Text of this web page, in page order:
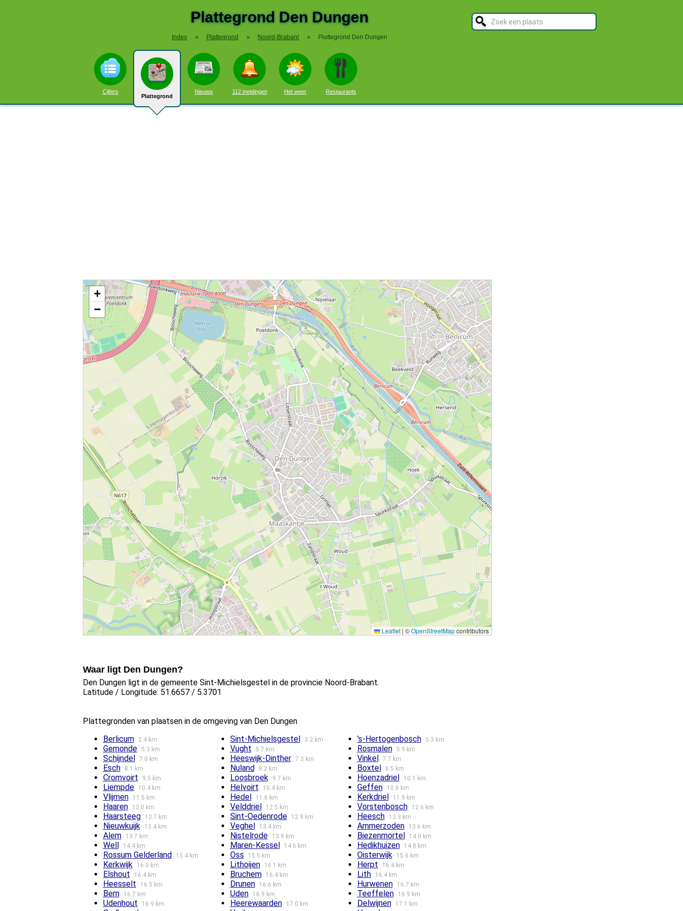
Plattegrond Den Dungen
Index » Plattegrond » Noord-Brabant » Plattegrond Den Dungen
Cijfers
Plattegrond
Nieuws 112 meldingen Het weer Restaurants
Kaart / Plattegrond Den Dungen centrum
+
−
Leaflet | ©OpenStreetMapcontributors
Waar ligt Den Dungen?
Den Dungen ligt in de gemeente Sint-Michielsgestel in de provincie Noord-Brabant.
Latitude / Longitude: 51.6657 / 5.3701
Plattegronden van plaatsen in de omgeving van Den Dungen
Berlicum
2.4 km Sint-Michielsgestel 3.2 km 's-Hertogenbosch 5.3 km
Gemonde 5.3 km Vught 5.7 km Rosmalen 5.9 km
Schijndel 7.0 km Heeswijk-Dinther 7.3 km Vinkel 7.7 km
Esch 8.1 km Nuland 8.2 km Boxtel 8.5 km
Cromvoirt 9.5 km Loosbroek 9.7 km Hoenzadriel 10.1 km
Liempde 10.4 km Helvoirt 10.4 km Geffen 10.6 km
Vlijmen 11.5 km Hedel 11.6 km Kerkdriel 11.9 km
Haaren 12.0 km Velddriel 12.5 km Vorstenbosch 12.6 km
Haarsteeg 12.7 km Sint-Oedenrode 12.9 km Heesch 13.3 km
Nieuwkuijk 13.4 km Veghel 13.4 km Ammerzoden 13.6 km
Alem 13.7 km Nistelrode 13.9 km Biezenmortel 14.0 km
Well 14.4 km Maren-Kessel 14.6 km Hedikhuizen 14.8 km
Rossum Gelderland 15.4 km Oss 15.5 km Oisterwijk 15.6 km
Kerkwijk 16.0 km Lithoijen 16.1 km Herpt 16.4 km
Elshout 16.4 km Bruchem 16.4 km Lith 16.4 km
Heesselt 16.5 km Drunen 16.6 km Hurwenen 16.7 km
Bern 16.7 km Uden 16.9 km Teeffelen 16.9 km
Udenhout 16.9 km Heerewaarden 17.0 km Delwijnen 17.1 km